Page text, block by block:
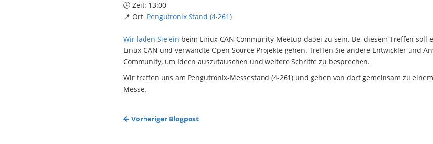
🕒 Zeit: 13:00
📍 Ort: Pengutronix Stand (4-261)
Wir laden Sie ein beim Linux-CAN Community-Meetup dabei zu sein. Bei diesem Treffen soll
Linux-CAN und verwandte Open Source Projekte gehen. Treffen Sie andere Entwickler und
Community, um Ideen auszutauschen und weitere Schritte zu besprechen.
Wir treffen uns am Pengutronix-Messestand (4-261) und gehen von dort gemeinsam zu
Messe.
Vorheriger Blogpost